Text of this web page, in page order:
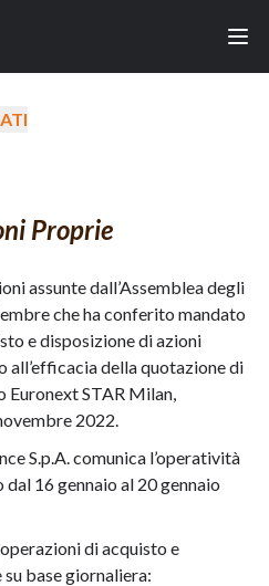
Proprie
assunte dall’Assemblea degli
che ha conferito mandato
e disposizione di azioni
della quotazione di
Euronext STAR Milan,
2022.
S.p.A. comunica l’operatività
16 gennaio al 20 gennaio
di acquisto e
base giornaliera: